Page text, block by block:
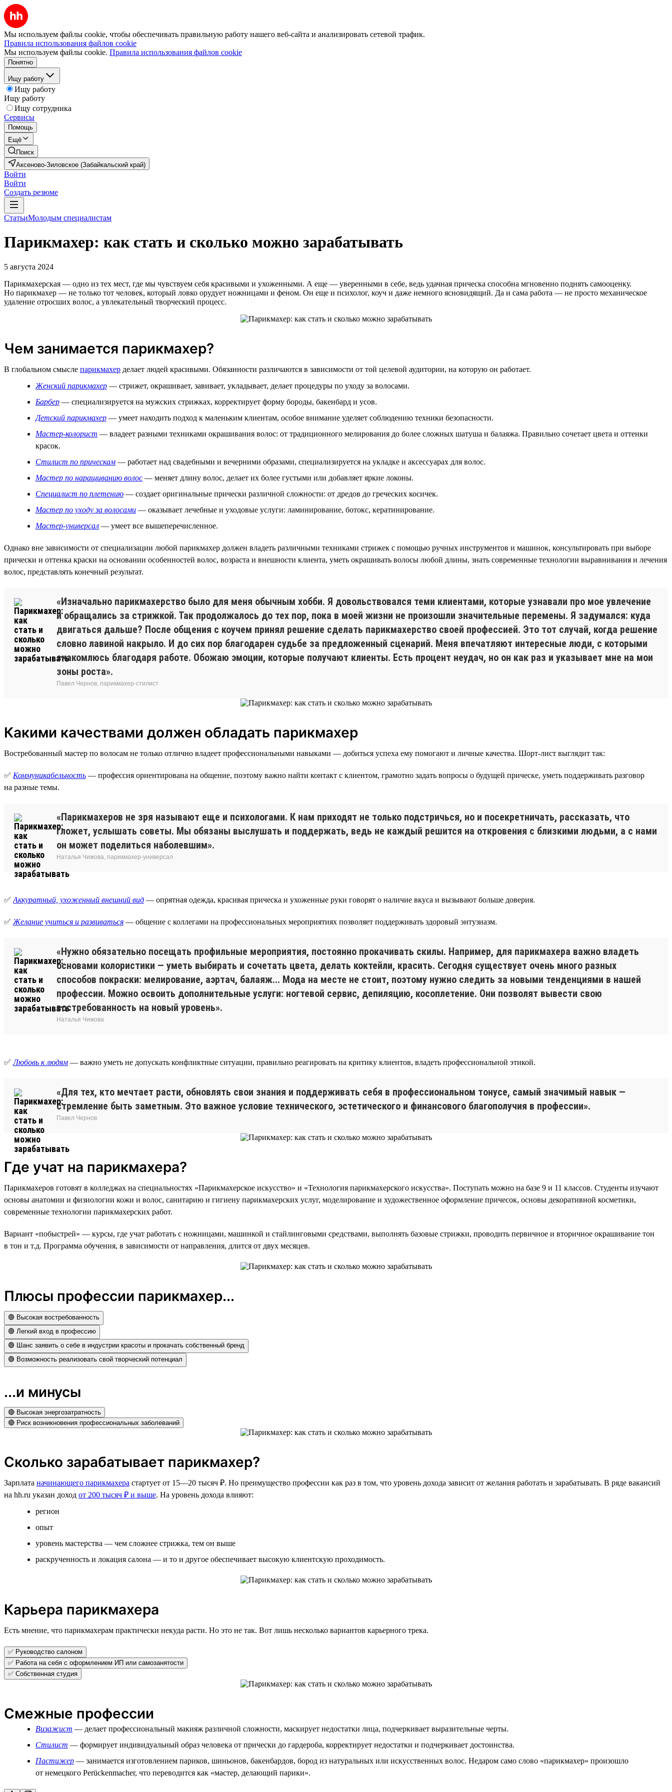
Мы используем файлы cookie, чтобы обеспечивать правильную работу нашего веб-сайта и анализировать сетевой трафик.
Правила использования файлов cookie
Мы используем файлы cookie. Правила использования файлов cookie
Понятно
Ищу работу
Ищу работу
Ищу работу
Ищу сотрудника
Сервисы
Помощь
Ещё
Поиск
Аксеново-Зиловское (Забайкальский край)
Войти
Войти
Создать резюме
СтатьиМолодым специалистам
Парикмахер: как стать и сколько можно зарабатывать
5 августа 2024
Парикмахерская — одно из тех мест, где мы чувствуем себя красивыми и ухоженными. А еще — уверенными в себе, ведь удачная прическа способна мгновенно поднять самооценку.
Но парикмахер — не только тот человек, который ловко орудует ножницами и феном. Он еще и психолог, коуч и даже немного ясновидящий. Да и сама работа — не просто механическое
удаление отросших волос, а увлекательный творческий процесс.
Чем занимается парикмахер?
В глобальном смысле парикмахер делает людей красивыми. Обязанности различаются в зависимости от той целевой аудитории, на которую он работает.
Женский парикмахер — стрижет, окрашивает, завивает, укладывает, делает процедуры по уходу за волосами.
Барбер — специализируется на мужских стрижках, корректирует форму бороды, бакенбард и усов.
Детский парикмахер — умеет находить подход к маленьким клиентам, особое внимание уделяет соблюдению техники безопасности.
Мастер-колорист — владеет разными техниками окрашивания волос: от традиционного мелирования до более сложных шатуша и балаяжа. Правильно сочетает цвета и оттенки
красок.
Стилист по прическам — работает над свадебными и вечерними образами, специализируется на укладке и аксессуарах для волос.
Мастер по наращиванию волос — меняет длину волос, делает их более густыми или добавляет яркие локоны.
Специалист по плетению — создает оригинальные прически различной сложности: от дредов до греческих косичек.
Мастер по уходу за волосами — оказывает лечебные и уходовые услуги: ламинирование, ботокс, кератинирование.
Мастер-универсал — умеет все вышеперечисленное.
Однако вне зависимости от специализации любой парикмахер должен владеть различными техниками стрижек с помощью ручных инструментов и машинок, консультировать при выборе
прически и оттенка краски на основании особенностей волос, возраста и внешности клиента, уметь окрашивать волосы любой длины, знать современные технологии выравнивания и лечения
волос, представлять конечный результат.
«Изначально парикмахерство было для меня обычным хобби. Я довольствовался теми клиентами, которые узнавали про мое увлечение
и обращались за стрижкой. Так продолжалось до тех пор, пока в моей жизни не произошли значительные перемены. Я задумался: куда
двигаться дальше? После общения с коучем принял решение сделать парикмахерство своей профессией. Это тот случай, когда решение
словно лавиной накрыло. И до сих пор благодарен судьбе за предложенный сценарий. Меня впечатляют интересные люди, с которыми
знакомлюсь благодаря работе. Обожаю эмоции, которые получают клиенты. Есть процент неудач, но он как раз и указывает мне на мои
зоны роста».
Павел Чернов, парикмахер-стилист
Какими качествами должен обладать парикмахер
Востребованный мастер по волосам не только отлично владеет профессиональными навыками — добиться успеха ему помогают и личные качества. Шорт-лист выглядит так:
✅ Коммуникабельность — профессия ориентирована на общение, поэтому важно найти контакт с клиентом, грамотно задать вопросы о будущей прическе, уметь поддерживать разговор
на разные темы.
«Парикмахеров не зря называют еще и психологами. К нам приходят не только подстричься, но и посекретничать, рассказать, что
гложет, услышать советы. Мы обязаны выслушать и поддержать, ведь не каждый решится на откровения с близкими людьми, а с нами
он может поделиться наболевшим».
Наталья Чижова, парикмахер-универсал
✅ Аккуратный, ухоженный внешний вид — опрятная одежда, красивая прическа и ухоженные руки говорят о наличие вкуса и вызывают больше доверия.
✅ Желание учиться и развиваться — общение с коллегами на профессиональных мероприятиях позволяет поддерживать здоровый энтузиазм.
«Нужно обязательно посещать профильные мероприятия, постоянно прокачивать скилы. Например, для парикмахера важно владеть
основами колористики — уметь выбирать и сочетать цвета, делать коктейли, красить. Сегодня существует очень много разных
способов покраски: мелирование, аэртач, балаяж... Мода на месте не стоит, поэтому нужно следить за новыми тенденциями в нашей
профессии. Можно освоить дополнительные услуги: ногтевой сервис, депиляцию, косоплетение. Они позволят вывести свою
востребованность на новый уровень».
Наталья Чижова
✅Любовь к людям — важно уметь не допускать конфликтные ситуации, правильно реагировать на критику клиентов, владеть профессиональной этикой.
«Для тех, кто мечтает расти, обновлять свои знания и поддерживать себя в профессиональном тонусе, самый значимый навык —
стремление быть заметным. Это важное условие технического, эстетического и финансового благополучия в профессии».
Павел Чернов
Где учат на парикмахера?
Парикмахеров готовят в колледжах на специальностях «Парикмахерское искусство» и «Технология парикмахерского искусства». Поступать можно на базе 9 и 11 классов. Студенты изучают
основы анатомии и физиологии кожи и волос, санитарию и гигиену парикмахерских услуг, моделирование и художественное оформление причесок, основы декоративной косметики,
современные технологии парикмахерских работ.
Вариант «побыстрей» — курсы, где учат работать с ножницами, машинкой и стайлинговыми средствами, выполнять базовые стрижки, проводить первичное и вторичное окрашивание тон
в тон и т.д. Программа обучения, в зависимости от направления, длится от двух месяцев.
Плюсы профессии парикмахер...
🟢 Высокая востребованность
🟢 Легкий вход в профессию
🟢 Шанс заявить о себе в индустрии красоты и прокачать собственный бренд
🟢 Возможность реализовать свой творческий потенциал
...и минусы
🔴 Высокая энергозатратность
🔴 Риск возникновения профессиональных заболеваний
Сколько зарабатывает парикмахер?
Зарплата начинающего парикмахера стартует от 15­­—20 тысяч ₽. Но преимущество профессии как раз в том, что уровень дохода зависит от желания работать и зарабатывать. В ряде вакансий
на hh.ru указан доход от 200 тысяч ₽ и выше. На уровень дохода влияют:
регион
опыт
уровень мастерства — чем сложнее стрижка, тем он выше
раскрученность и локация салона — и то и другое обеспечивает высокую клиентскую проходимость.
Карьера парикмахера
Есть мнение, что парикмахерам практически некуда расти. Но это не так. Вот лишь несколько вариантов карьерного трека.
✅ Руководство салоном
✅ Работа на себя с оформлением ИП или самозанятости
✅ Собственная студия
Смежные профессии
Визажист — делает профессиональный макияж различной сложности, маскирует недостатки лица, подчеркивает выразительные черты.
Стилист — формирует индивидуальный образ человека от прически до гардероба, корректирует недостатки и подчеркивает достоинства.
Пастижер — занимается изготовлением париков, шиньонов, бакенбардов, бород из натуральных или искусственных волос. Недаром само слово «парикмахер» произошло
от немецкого Perückenmacher, что переводится как «мастер, делающий парики».